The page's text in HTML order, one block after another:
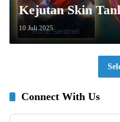
Kejutan Skin
Menantimu!
10 Juli 2025
Connect With Us